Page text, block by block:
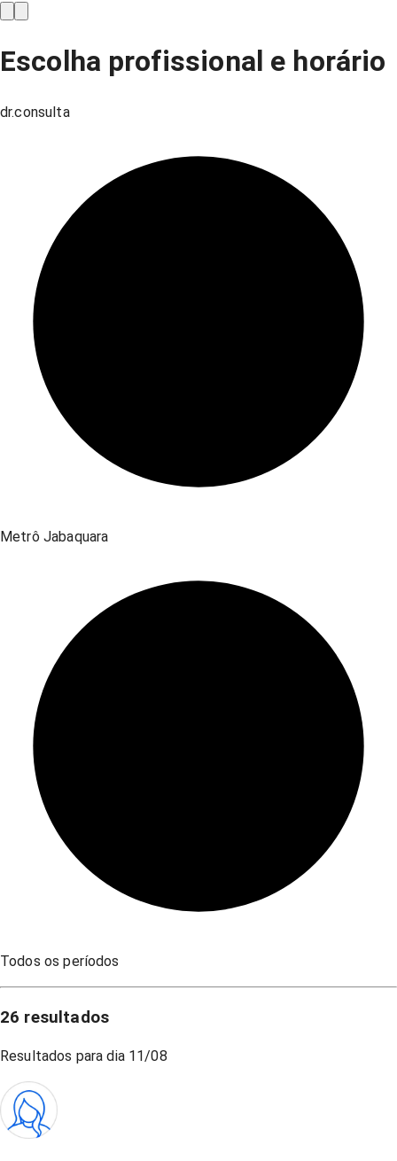
Escolha profissional e horário
dr.consulta
Metrô Jabaquara
Todos os períodos
26 resultados
Resultados para dia 11/08